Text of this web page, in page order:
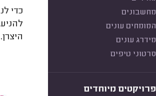
מחשבונים
המומחים עונים
מידרג עונים
סרטוני טיפים
פרויקטים מיוחדים
כדי